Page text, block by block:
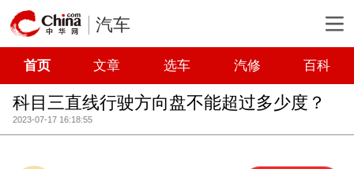
汽车
首页 文章 选车 汽修 百科
科目三直线行驶方向盘不能超过多少度？
2023-07-17 16:18:55